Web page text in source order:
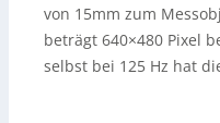
von 15mm zum
beträgt 640×480 Pixel
selbst bei 125 Hz hat